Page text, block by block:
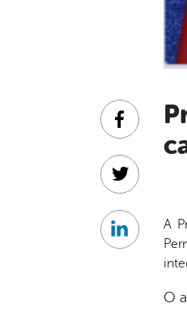
A
O
Facebook
Twitter
Linkedin